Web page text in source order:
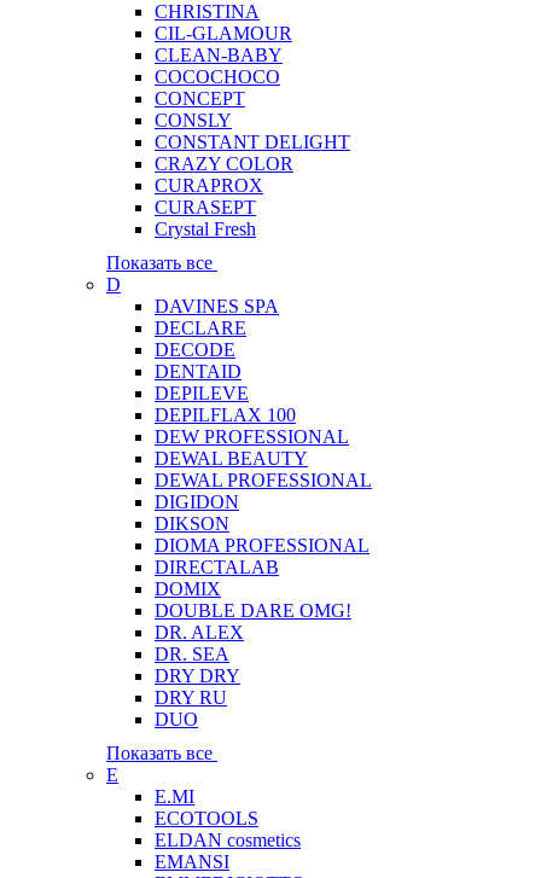
CHRISTINA
CIL-GLAMOUR
CLEAN-BABY
COCOCHOCO
CONCEPT
CONSLY
CONSTANT DELIGHT
CRAZY COLOR
CURAPROX
CURASEPT
Crystal Fresh
Показать все
D
DAVINES SPA
DECLARE
DECODE
DENTAID
DEPILEVE
DEPILFLAX 100
DEW PROFESSIONAL
DEWAL BEAUTY
DEWAL PROFESSIONAL
DIGIDON
DIKSON
DIOMA PROFESSIONAL
DIRECTALAB
DOMIX
DOUBLE DARE OMG!
DR. ALEX
DR. SEA
DRY DRY
DRY RU
DUO
Показать все
E
E.MI
ECOTOOLS
ELDAN cosmetics
EMANSI